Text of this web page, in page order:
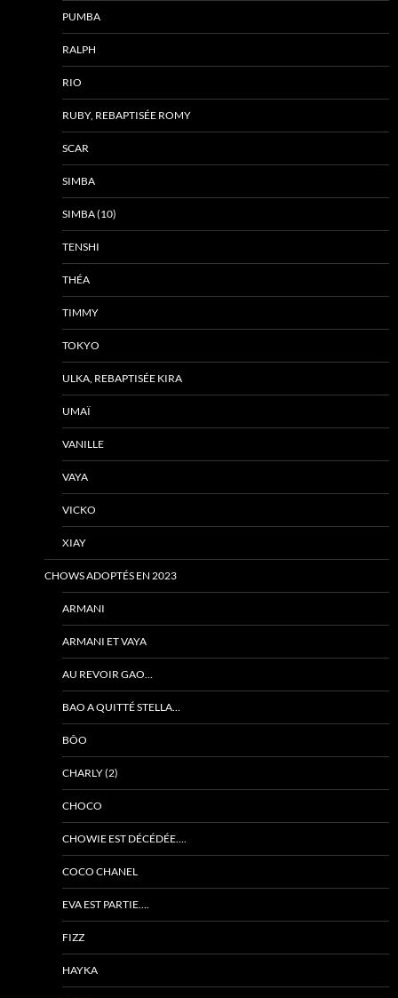
PUMBA
RALPH
RIO
RUBY, REBAPTISÉE ROMY
SCAR
SIMBA
SIMBA (10)
TENSHI
THÉA
TIMMY
TOKYO
ULKA, REBAPTISÉE KIRA
UMAÏ
VANILLE
VAYA
VICKO
XIAY
CHOWS ADOPTÉS EN 2023
ARMANI
ARMANI ET VAYA
AU REVOIR GAO…
BAO A QUITTÉ STELLA…
BÔO
CHARLY (2)
CHOCO
CHOWIE EST DÉCÉDÉE….
COCO CHANEL
EVA EST PARTIE….
FIZZ
HAYKA